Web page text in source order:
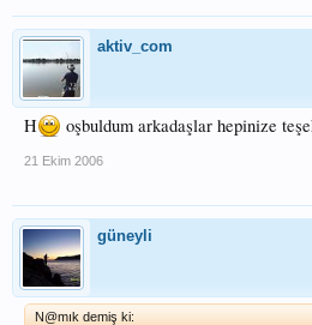
aktiv_com
H oşbuldum arkadaşlar hepinize
21 Ekim 2006
güneyli
N@mık demiş ki: